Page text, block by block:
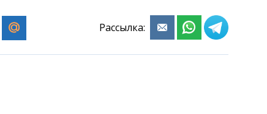
Рассылка: